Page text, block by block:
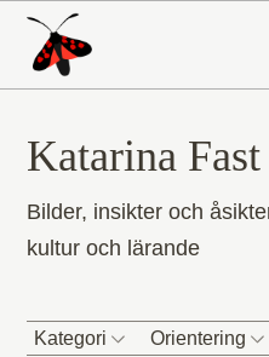
Katarina
Bilder, insikter och
kultur och lärande
Kategori Orientering